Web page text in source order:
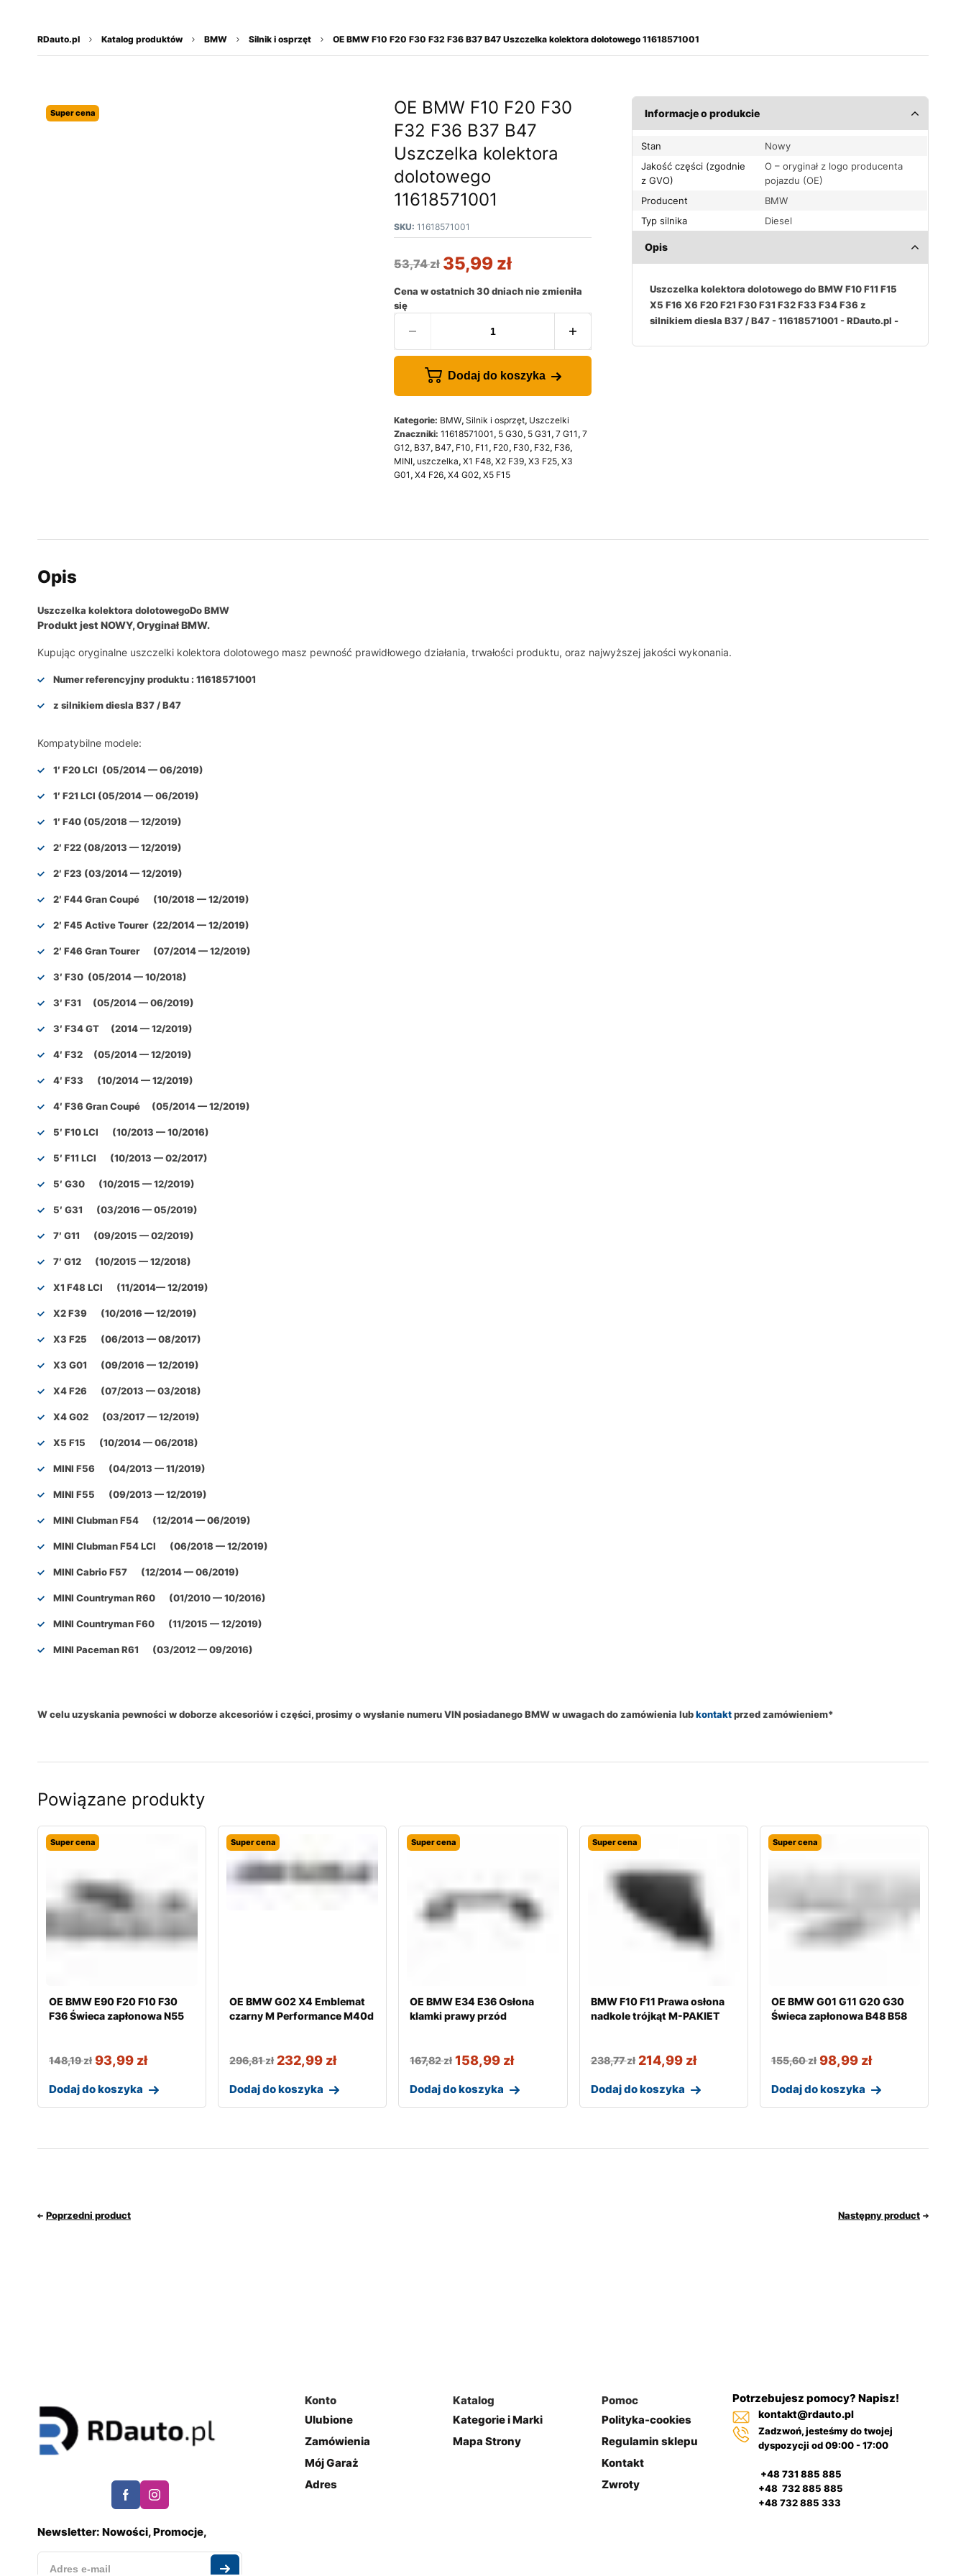
RDauto.pl Katalog produktów BMW Silnik i osprzęt OE BMW F10 F20 F30 F32 F36 B37 B47 Uszczelka kolektora dolotowego 11618571001
Super cena
OE BMW F10 F20 F30
F32 F36 B37 B47
Uszczelka kolektora
dolotowego
11618571001
SKU: 11618571001
53,74zł 35,99 zł
Cena w ostatnich 30 dniach nie zmieniła
się
Dodaj do koszyka
Kategorie: BMW, Silnik i osprzęt, Uszczelki
Znaczniki: 11618571001 , 5 G30, 5 G31 , 7 G11 , 7
G12, B37, B47, F10, F11 , F20, F30, F32, F36,
MINI, uszczelka, X1 F48, X2 F39, X3 F25, X3
G01 , X4 F26, X4 G02, X5 F15
Informacje o produkcie
Stan
Nowy
Jakość części (zgodnie
z GVO)
O – oryginał z logo producenta
pojazdu (OE)
Producent
BMW
Typ silnika
Diesel
Opis
Uszczelka kolektora dolotowego doBMW F10 F11 F15
X5 F16 X6 F20 F21 F30 F31 F32 F33 F34 F36z
silnikiem diesla B37 / B47 - 11618571001 - RDauto.pl -
Opis
Uszczelka kolektora dolotowegoDo BMW
Produkt jest NOWY, Oryginał BMW.
Kupując oryginalne uszczelki kolektora dolotowego masz pewność prawidłowego działania, trwałości produktu, oraz najwyższej jakości wykonania.
Numer referencyjny produktu : 11618571001
z silnikiem diesla B37 / B47
Kompatybilne modele:
1′ F20 LCI (05/2014 — 06/2019)
1′ F21 LCI (05/2014 — 06/2019)
1′ F40 (05/2018 — 12/2019)
2′ F22 (08/2013 — 12/2019)
2′ F23 (03/2014 — 12/2019)
2′ F44 Gran Coupé (10/2018 — 12/2019)
2′ F45 Active Tourer (22/2014 — 12/2019)
2′ F46 Gran Tourer (07/2014 — 12/2019)
3′ F30 (05/2014 — 10/2018)
3′ F31 (05/2014 — 06/2019)
3′ F34 GT (2014 — 12/2019)
4′ F32 (05/2014 — 12/2019)
4′ F33 (10/2014 — 12/2019)
4′ F36 Gran Coupé (05/2014 — 12/2019)
5′ F10 LCI (10/2013 — 10/2016)
5′ F11 LCI (10/2013 — 02/2017)
5′ G30 (10/2015 — 12/2019)
5′ G31 (03/2016 — 05/2019)
7′ G11 (09/2015 — 02/2019)
7′ G12 (10/2015 — 12/2018)
X1 F48 LCI (11/2014— 12/2019)
X2 F39 (10/2016 — 12/2019)
X3 F25 (06/2013 — 08/2017)
X3 G01 (09/2016 — 12/2019)
X4 F26 (07/2013 — 03/2018)
X4 G02 (03/2017 — 12/2019)
X5 F15 (10/2014 — 06/2018)
MINI F56 (04/2013 — 11/2019)
MINI F55 (09/2013 — 12/2019)
MINI Clubman F54 (12/2014 — 06/2019)
MINI Clubman F54 LCI (06/2018 — 12/2019)
MINI Cabrio F57 (12/2014 — 06/2019)
MINI Countryman R60 (01/2010 — 10/2016)
MINI Countryman F60 (11/2015 — 12/2019)
MINI Paceman R61 (03/2012 — 09/2016)
W celu uzyskania pewności w doborze akcesoriów i części, prosimy o wysłanie numeru VIN posiadanego BMW w uwagach do zamówienia lubkontaktprzed zamówieniem*
Powiązane produkty
Super cena
OE BMW E90 F20 F10 F30
F36 Świeca zapłonowa N55
148,19zł 93,99 zł
Dodaj do koszyka
Super cena
OE BMW G02 X4 Emblemat
czarny M Performance M40d
296,81zł 232,99 zł
Dodaj do koszyka
Super cena
OE BMW E34 E36 Osłona
klamki prawy przód
167,82zł 158,99 zł
Dodaj do koszyka
Super cena
BMW F10 F11 Prawa osłona
nadkole trójkąt M-PAKIET
238,77zł 214,99 zł
Dodaj do koszyka
Super cena
OE BMW G01 G11 G20 G30
Świeca zapłonowa B48 B58
155,60zł 98,99 zł
Dodaj do koszyka
Poprzedni product Następny product
Newsletter: Nowości, Promocje,
Konto
Ulubione
Zamówienia
Mój Garaż
Adres
Katalog
Kategorie i Marki
Mapa Strony
Pomoc
Polityka-cookies
Regulamin sklepu
Kontakt
Zwroty
Potrzebujesz pomocy? Napisz!
kontakt@rdauto.pl
Zadzwoń, jesteśmy do twojej
dyspozycji od 09:00 - 17:00
+48 731 885 885
+48 732 885 885
+48 732 885 333